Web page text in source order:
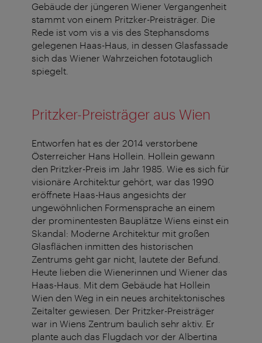
Gebäude der jüngeren Wiener Vergangenheit
stammt von einem Pritzker-Preisträger. Die
Rede ist vom vis a vis des Stephansdoms
gelegenen Haas-Haus, in dessen Glasfassade
sich das Wiener Wahrzeichen fototauglich
spiegelt.
Pritzker-Preisträger aus Wien
Entworfen hat es der 2014 verstorbene
Österreicher Hans Hollein. Hollein gewann
den Pritzker-Preis im Jahr 1985. Wie es sich für
visionäre Architektur gehört, war das 1990
eröffnete Haas-Haus angesichts der
ungewöhnlichen Formensprache an einem
der prominentesten Bauplätze Wiens einst ein
Skandal: Moderne Architektur mit großen
Glasflächen inmitten des historischen
Zentrums geht gar nicht, lautete der Befund.
Heute lieben die Wienerinnen und Wiener das
Haas-Haus. Mit dem Gebäude hat Hollein
Wien den Weg in ein neues architektonisches
Zeitalter gewiesen. Der Pritzker-Preisträger
war in Wiens Zentrum baulich sehr aktiv. Er
plante auch das Flugdach vor der Albertina